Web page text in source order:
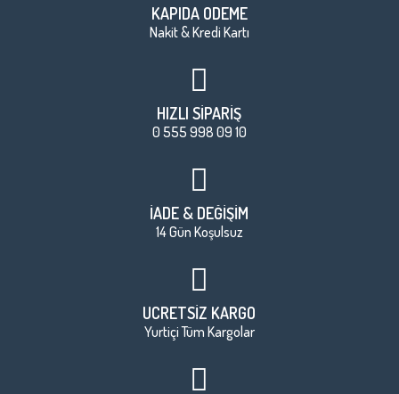
KAPIDA ÖDEME
Nakit & Kredi Kartı
HIZLI SİPARİŞ
0 555 998 09 10
İADE & DEĞİŞİM
14 Gün Koşulsuz
ÜCRETSİZ KARGO
Yurtiçi Tüm Kargolar